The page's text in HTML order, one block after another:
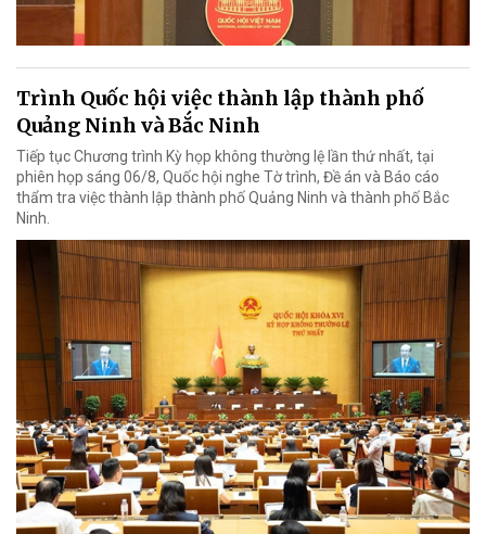
Trình Quốc hội việc thành lập thành phố
Quảng Ninh và Bắc Ninh
Tiếp tục Chương trình Kỳ họp không thường lệ lần thứ nhất, tại
phiên họp sáng 06/8, Quốc hội nghe Tờ trình, Đề án và Báo cáo
thẩm tra việc thành lập thành phố Quảng Ninh và thành phố Bắc
Ninh.